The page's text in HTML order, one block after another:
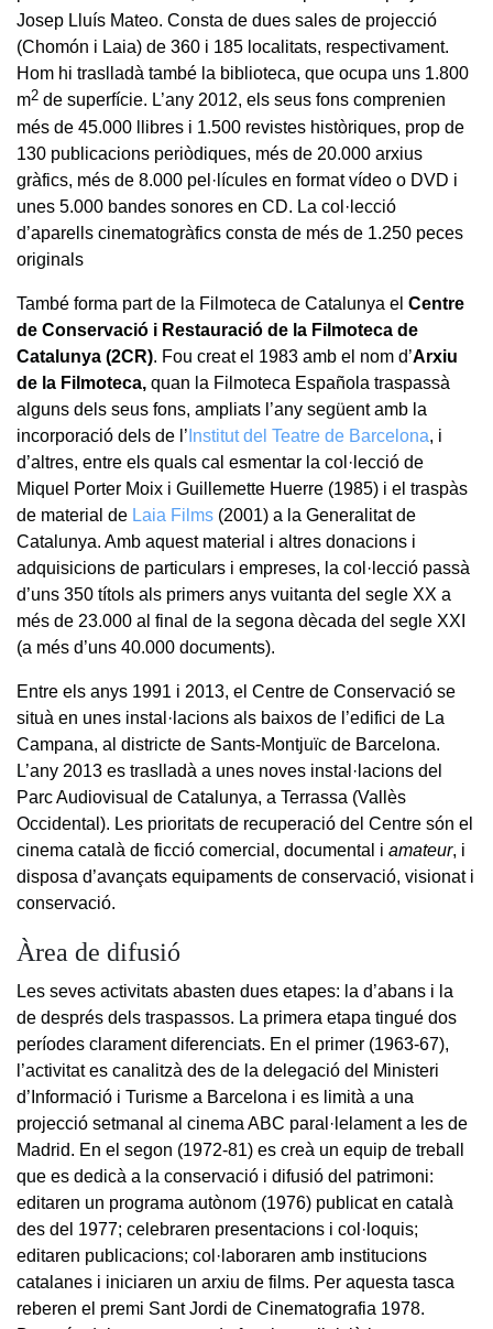
Josep Lluís Mateo. Consta de dues sales de projecció
(Chomón i Laia) de 360 i 185 localitats, respectivament.
Hom hi traslladà també la biblioteca, que ocupa uns 1.800
m2 de superfície. L’any 2012, els seus fons comprenien
més de 45.000 llibres i 1.500 revistes històriques, prop de
130 publicacions periòdiques, més de 20.000 arxius
gràfics, més de 8.000 pel·lícules en format vídeo o DVD i
unes 5.000 bandes sonores en CD. La col·lecció
d’aparells cinematogràfics consta de més de 1.250 peces
originals
També forma part de la Filmoteca de Catalunya el Centre
de Conservació i Restauració de la Filmoteca de
Catalunya (2CR). Fou creat el 1983 amb el nom d’Arxiu
de la Filmoteca, quan la Filmoteca Española traspassà
alguns dels seus fons, ampliats l’any següent amb la
incorporació dels de l’ Institut del Teatre de Barcelona, i
d’altres, entre els quals cal esmentar la col·lecció de
Miquel Porter Moix i Guillemette Huerre (1985) i el traspàs
de material de Laia Films (2001) a la Generalitat de
Catalunya. Amb aquest material i altres donacions i
adquisicions de particulars i empreses, la col·lecció passà
d’uns 350 títols als primers anys vuitanta del segle XX a
més de 23.000 al final de la segona dècada del segle XXI
(a més d’uns 40.000 documents).
Entre els anys 1991 i 2013, el Centre de Conservació se
situà en unes instal·lacions als baixos de l’edifici de La
Campana, al districte de Sants-Montjuïc de Barcelona.
L’any 2013 es traslladà a unes noves instal·lacions del
Parc Audiovisual de Catalunya, a Terrassa (Vallès
Occidental). Les prioritats de recuperació del Centre són el
cinema català de ficció comercial, documental i amateur, i
disposa d’avançats equipaments de conservació, visionat i
conservació.
Àrea de difusió
Les seves activitats abasten dues etapes: la d’abans i la
de després dels traspassos. La primera etapa tingué dos
períodes clarament diferenciats. En el primer (1963-67),
l’activitat es canalitzà des de la delegació del Ministeri
d’Informació i Turisme a Barcelona i es limità a una
projecció setmanal al cinema ABC paral·lelament a les de
Madrid. En el segon (1972-81) es creà un equip de treball
que es dedicà a la conservació i difusió del patrimoni:
editaren un programa autònom (1976) publicat en català
des del 1977; celebraren presentacions i col·loquis;
editaren publicacions; col·laboraren amb institucions
catalanes i iniciaren un arxiu de films. Per aquesta tasca
reberen el premi Sant Jordi de Cinematografia 1978.